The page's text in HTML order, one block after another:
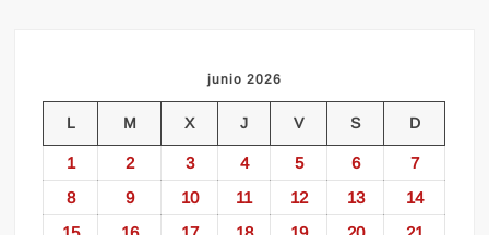
junio 2026
L M X J V S D
1 2 3 4 5 6
7
8
9 10 11 12 13
14